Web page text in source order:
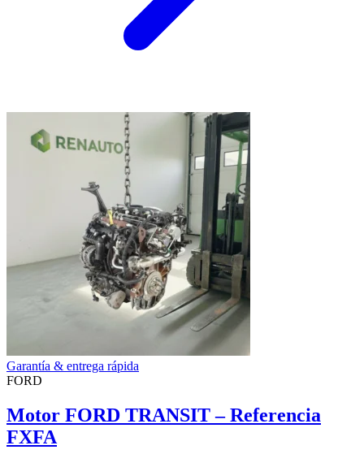
Garantía & entrega rápida
FORD
Motor FORD TRANSIT – Referencia
FXFA